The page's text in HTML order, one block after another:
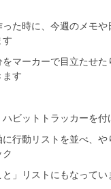
た時に、今週のメモや
マーカーで目立たせた
す
ビットトラッカーを付
行動リストを並べ、や
」リストにもなってい